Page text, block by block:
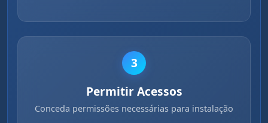
3
Permitir Acessos
Conceda permissões necessárias para instalação